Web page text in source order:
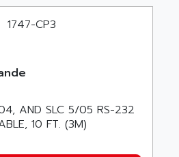
AND SLC 5/05 RS-232
10 FT. (3M)